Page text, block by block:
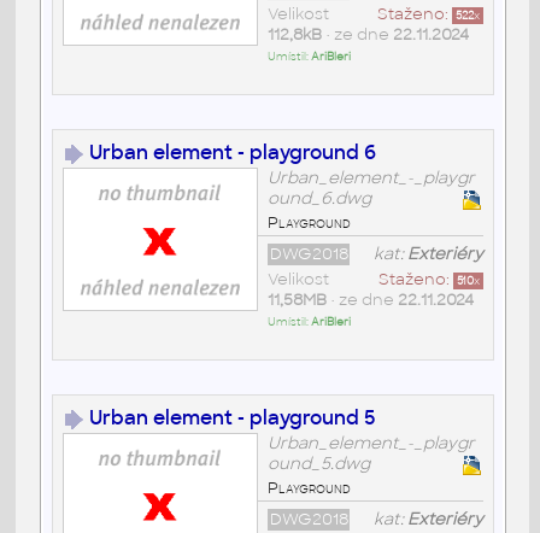
Staženo: 522x
Velikost
112,8kB• ze dne 22.11.2024
Umístil:AriBleri
Urban element - playground 6
Urban_element_-_playgr
ound_6.dwg
Playground
kat:Exteriéry
DWG2018
Staženo: 510x
Velikost
11,58MB• ze dne 22.11.2024
Umístil:AriBleri
Urban element - playground 5
Urban_element_-_playgr
ound_5.dwg
Playground
kat:Exteriéry
DWG2018